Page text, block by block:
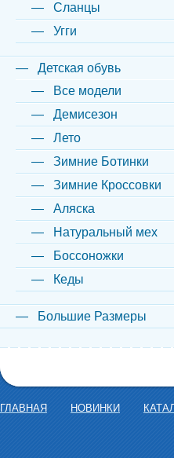
Сланцы
Угги
Детская обувь
Все модели
Демисезон
Лето
Зимние Ботинки
Зимние Кроссовки
Аляска
Натуральный мех
Боссоножки
Кеды
Большие Размеры
ГЛАВНАЯ НОВИНКИ